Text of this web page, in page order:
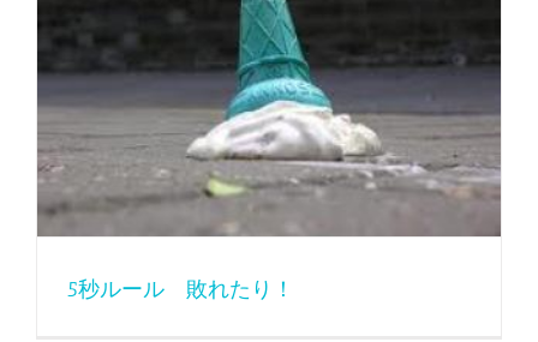
5秒ルール 敗れたり！